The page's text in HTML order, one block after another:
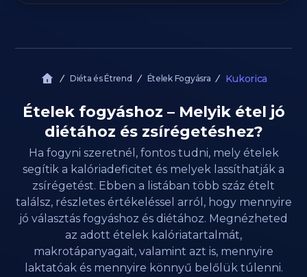
Diéta és Étrend Ételek Fogyásra Kukorica
Ételek fogyáshoz – Melyik étel jó
diétához és zsírégetéshez?
Ha fogyni szeretnél, fontos tudni, mely ételek
segítik a kalóriadeficitet és melyek lassíthatják a
zsírégetést. Ebben a listában több száz ételt
találsz, részletes értékeléssel arról, hogy mennyire
jó választás fogyáshoz és diétához. Megnézheted
az adott ételek kalóriatartalmát,
makrotápanyagait, valamint azt is, mennyire
laktatóak és mennyire könnyű belőlük túlenni.